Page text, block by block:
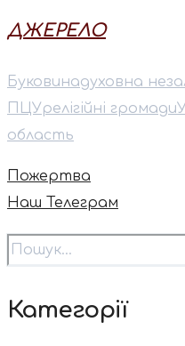
ДЖЕРЕЛО
Буковинадуховна
ПЦУрелігійні громади
область
Пожертва
Наш Телеграм
Категорії